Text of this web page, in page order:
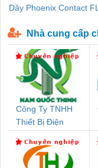
Dây Phoenix Contact
Nhà cung cấp
Công Ty TNHH
Thiết Bị Điện